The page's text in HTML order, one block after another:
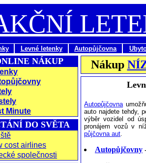
Levné letenky Autopůjčovna
NÁKUP
Minute
DO SVĚTA
cost airlines
společnosti
Nákup
Autopůjčovna
auto najdete tehdy,
výběr vozidel od
pronájem vozů v
půjčovna aut.
Autopůjčovny